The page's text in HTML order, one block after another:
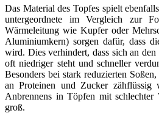
Das Material des Topfes spielt
untergeordnete im Vergleich zur
Wärmeleitung wie Kupfer oder
Aluminiumkern) sorgen dafür, dass
wird. Dies verhindert, dass sich an
oft niedriger steht und schneller
Besonders bei stark reduzierten
an Proteinen und Zucker zähflüssig
Anbrennens in Töpfen mit schlechter
groß.